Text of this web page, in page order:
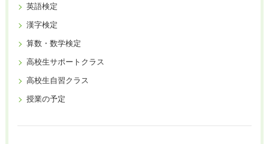
英語検定
漢字検定
算数・数学検定
高校生サポートクラス
高校生自習クラス
授業の予定